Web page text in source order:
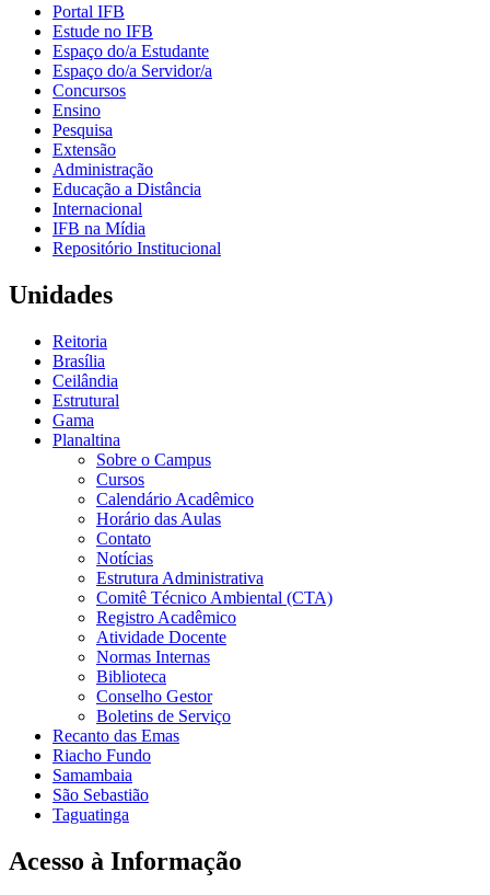
Portal IFB
Estude no IFB
Espaço do/a Estudante
Espaço do/a Servidor/a
Concursos
Ensino
Pesquisa
Extensão
Administração
Educação a Distância
Internacional
IFB na Mídia
Repositório Institucional
Unidades
Reitoria
Brasília
Ceilândia
Estrutural
Gama
Planaltina
Sobre o Campus
Cursos
Calendário Acadêmico
Horário das Aulas
Contato
Notícias
Estrutura Administrativa
Comitê Técnico Ambiental (CTA)
Registro Acadêmico
Atividade Docente
Normas Internas
Biblioteca
Conselho Gestor
Boletins de Serviço
Recanto das Emas
Riacho Fundo
Samambaia
São Sebastião
Taguatinga
Acesso à Informação